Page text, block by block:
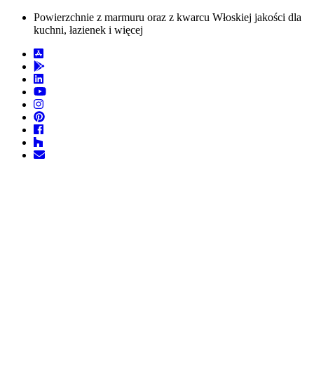
Powierzchnie z marmuru oraz z kwarcu Włoskiej jakości dla
kuchni, łazienek i więcej